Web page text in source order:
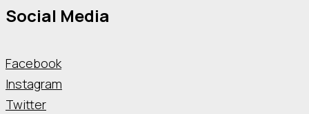
Social Media
Facebook
Instagram
Twitter